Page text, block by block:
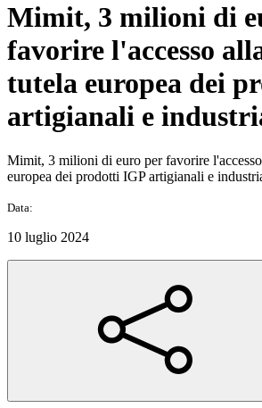
Mimit, 3 milioni di
favorire l'accesso
tutela europea dei
artigianali e
Mimit, 3 milioni di euro per favorire
europea dei prodotti IGP artigianali e
Data:
10 luglio 2024